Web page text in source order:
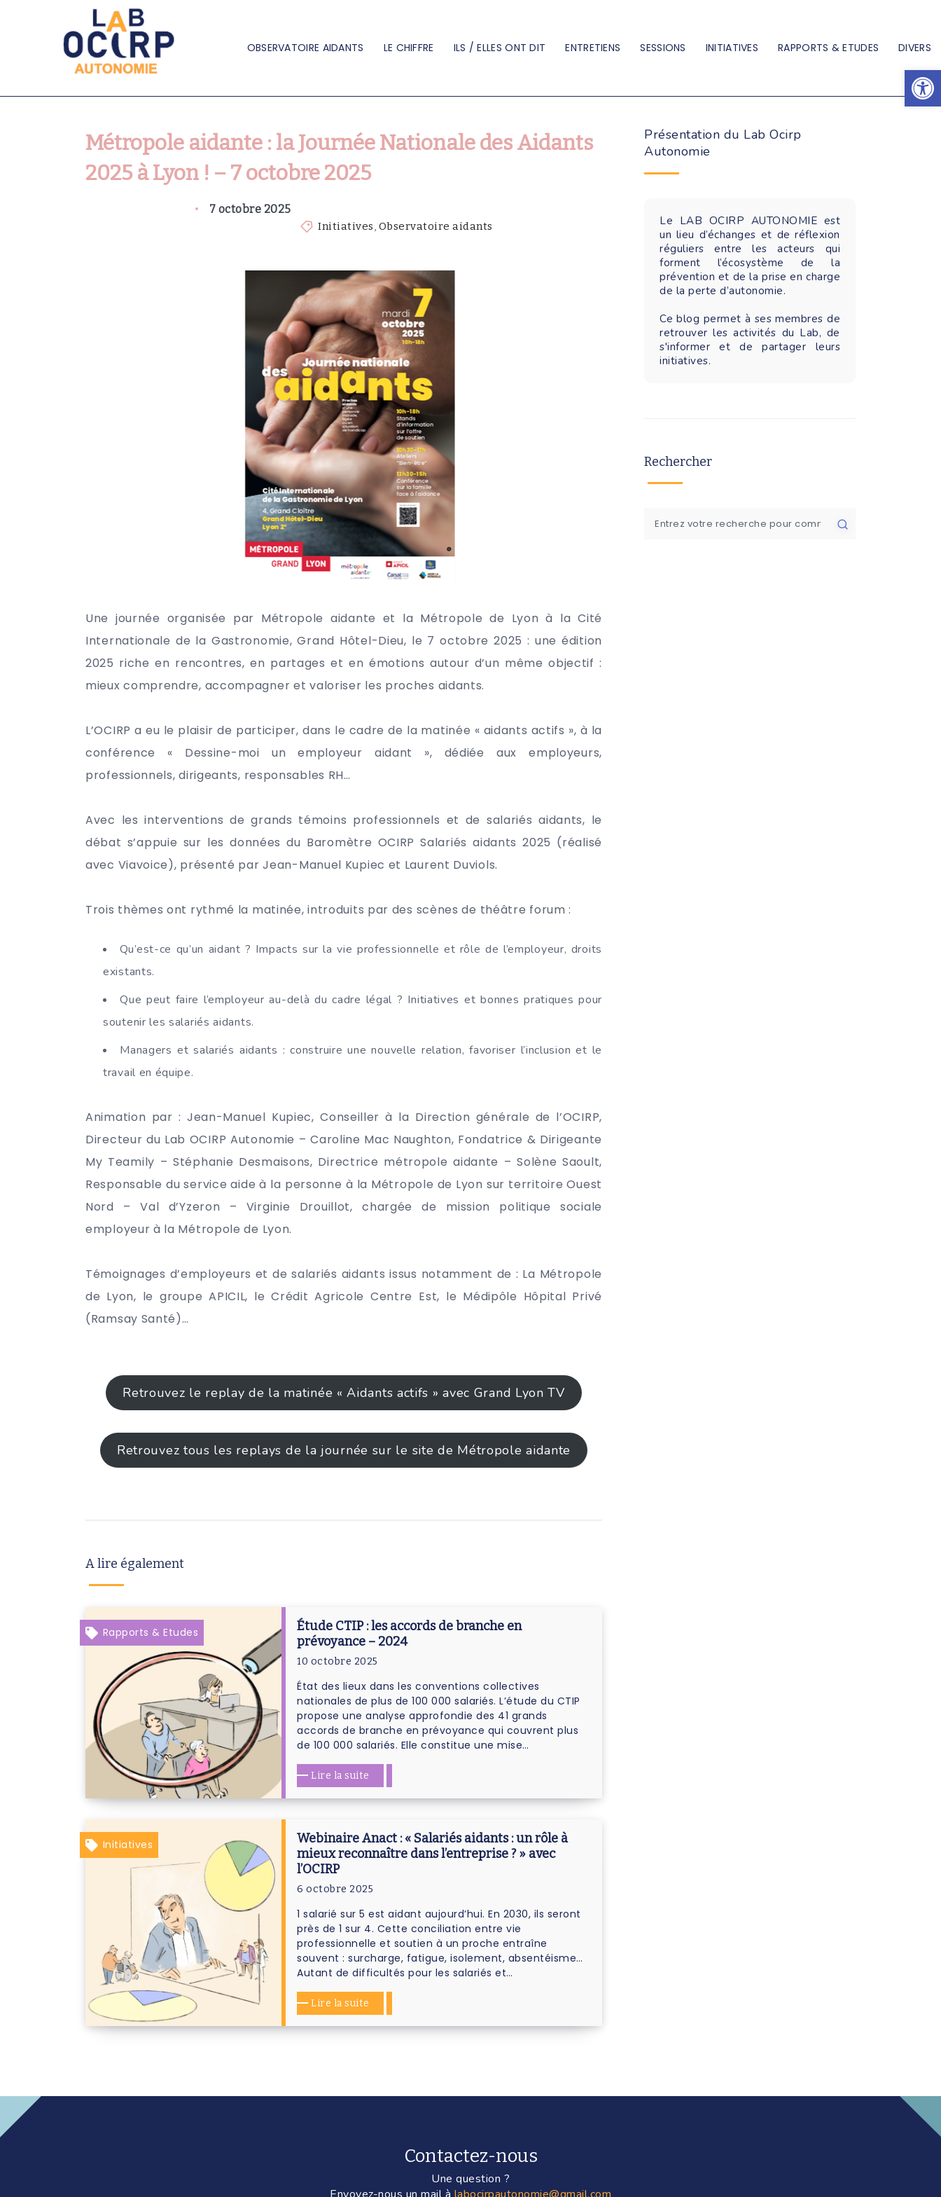
Ouvrir la barre d’outils
OBSERVATOIRE AIDANTS LE CHIFFRE ILS / ELLES ONT DIT ENTRETIENS SESSIONS INITIATIVES RAPPORTS & ETUDES DIVERS
Métropole aidante : la Journée Nationale des Aidants
2025 à Lyon ! – 7 octobre 2025
7 octobre 2025
Initiatives, Observatoire aidants
Une journée organisée par Métropole aidante et la Métropole de Lyon à la Cité
Internationale de la Gastronomie, Grand Hôtel-Dieu, le 7 octobre 2025 : une édition
2025 riche en rencontres, en partages et en émotions autour d’un même objectif :
mieux comprendre, accompagner et valoriser les proches aidants.
L’OCIRP a eu le plaisir de participer, dans le cadre de la matinée « aidants actifs », à la
conférence « Dessine-moi un employeur aidant », dédiée aux employeurs,
professionnels, dirigeants, responsables RH…
Avec les interventions de grands témoins professionnels et de salariés aidants, le
débat s’appuie sur les données du Baromètre OCIRP Salariés aidants 2025 (réalisé
avec Viavoice), présenté par Jean-Manuel Kupiec et Laurent Duviols.
Trois thèmes ont rythmé la matinée, introduits par des scènes de théâtre forum :
Qu’est-ce qu’un aidant ? Impacts sur la vie professionnelle et rôle de l’employeur, droits
existants.
Que peut faire l’employeur au-delà du cadre légal ? Initiatives et bonnes pratiques pour
soutenir les salariés aidants.
Managers et salariés aidants : construire une nouvelle relation, favoriser l’inclusion et le
travail en équipe.
Animation par : Jean-Manuel Kupiec, Conseiller à la Direction générale de l’OCIRP,
Directeur du Lab OCIRP Autonomie – Caroline Mac Naughton, Fondatrice & Dirigeante
My Teamily – Stéphanie Desmaisons, Directrice métropole aidante – Solène Saoult,
Responsable du service aide à la personne à la Métropole de Lyon sur territoire Ouest
Nord – Val d’Yzeron – Virginie Drouillot, chargée de mission politique sociale
employeur à la Métropole de Lyon.
Témoignages d’employeurs et de salariés aidants issus notamment de : La Métropole
de Lyon, le groupe APICIL, le Crédit Agricole Centre Est, le Médipôle Hôpital Privé
(Ramsay Santé)…
Retrouvez le replay de la matinée « Aidants actifs » avec Grand Lyon TV
Retrouvez tous les replays de la journée sur le site de Métropole aidante
A lire également
Rapports & Etudes
Étude CTIP : les accords de branche en
prévoyance – 2024
10 octobre 2025
État des lieux dans les conventions collectives
nationales de plus de 100 000 salariés. L’étude du CTIP
propose une analyse approfondie des 41 grands
accords de branche en prévoyance qui couvrent plus
de 100 000 salariés. Elle constitue une mise…
Lire la suite
Initiatives
Webinaire Anact : « Salariés aidants : un rôle à
mieux reconnaître dans l’entreprise ? » avec
l’OCIRP
6 octobre 2025
1 salarié sur 5 est aidant aujourd’hui. En 2030, ils seront
près de 1 sur 4. Cette conciliation entre vie
professionnelle et soutien à un proche entraîne
souvent : surcharge, fatigue, isolement, absentéisme…
Autant de difficultés pour les salariés et…
Lire la suite
Présentation du Lab Ocirp
Autonomie
Le LAB OCIRP AUTONOMIE est
un lieu d’échanges et de réflexion
réguliers entre les acteurs qui
forment l’écosystème de la
prévention et de la prise en charge
de la perte d’autonomie.
Ce blog permet à ses membres de
retrouver les activités du Lab, de
s'informer et de partager leurs
initiatives.
Rechercher
Contactez-nous
Une question ?
Envoyez-nous un mail à labocirpautonomie@gmail.com